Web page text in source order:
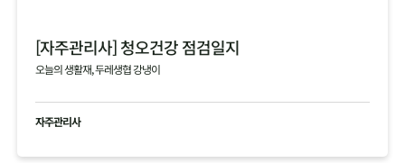
[자주관리사] 청오건강 점검일지
오늘의 생활재, 두레생협 강냉이
자주관리사